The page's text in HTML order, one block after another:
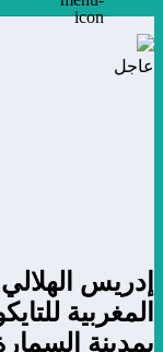
عاجل
إدريس
المغربية
بمدينة